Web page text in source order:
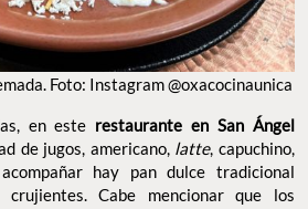
Foto: Instagram @oxacocinaunica
en este restaurante en San Ángel
de jugos, americano,latte, capuchino,
hay pan dulce tradicional
crujientes. Cabe mencionar que los